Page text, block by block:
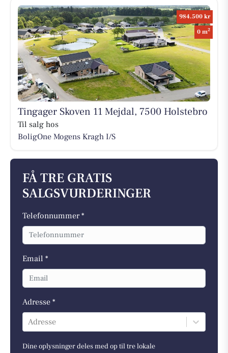
984.500 kr
0 m2
Tingager Skoven 11 Mejdal, 7500 Holstebro
Til salg hos
BoligOne Mogens Kragh I/S
FÅ TRE GRATIS
SALGSVURDERINGER
Telefonnummer *
Email *
Adresse *
Adresse
Dine oplysninger deles med op til tre lokale